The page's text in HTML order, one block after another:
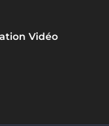
Vidéo